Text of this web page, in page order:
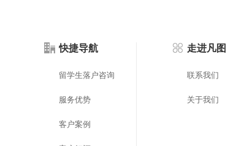
快捷导航
留学生落户咨询
服务优势
客户案例
走进凡图
联系我们
关于我们